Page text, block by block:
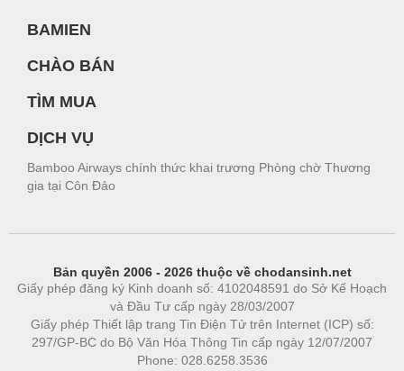
BAMIEN
CHÀO BÁN
TÌM MUA
DỊCH VỤ
Bamboo Airways chính thức khai trương Phòng chờ Thương
gia tại Côn Đảo
Bản quyền 2006 - 2026 thuộc về chodansinh.net
Giấy phép đăng ký Kinh doanh số: 4102048591 do Sở Kế Hoạch
và Đầu Tư cấp ngày 28/03/2007
Giấy phép Thiết lập trang Tin Điện Tử trên Internet (ICP) số:
297/GP-BC do Bộ Văn Hóa Thông Tin cấp ngày 12/07/2007
Phone: 028.6258.3536